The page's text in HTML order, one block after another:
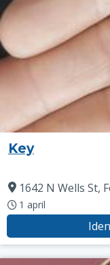
Key
1642 N Wells St,
1 april